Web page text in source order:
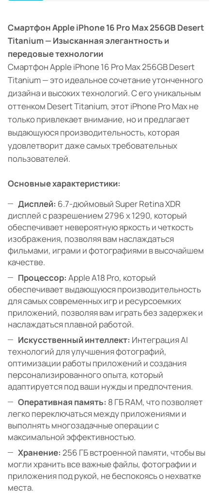
Смартфон Apple iPhone 16 Pro Max 256GB Desert
Titanium — Изысканная элегантность и
передовые технологии
Смартфон Apple iPhone 16 Pro Max 256GB Desert
Titanium — это идеальное сочетание утонченного
дизайна и высоких технологий. С его уникальным
оттенком Desert Titanium, этот iPhone Pro Max не
только привлекает внимание, но и предлагает
выдающуюся производительность, которая
удовлетворит даже самых требовательных
пользователей.
Основные характеристики:
Дисплей: 6.7-дюймовый Super Retina XDR
дисплей с разрешением 2796 x 1290, который
обеспечивает невероятную яркость и четкость
изображения, позволяя вам наслаждаться
фильмами, играми и фотографиями в высочайшем
качестве.
Процессор: Apple A18 Pro, который
обеспечивает выдающуюся производительность
для самых современных игр и ресурсоемких
приложений, позволяя вам играть без задержек и
наслаждаться плавной работой.
Искусственный интеллект: Интеграция AI
технологий для улучшения фотографий,
оптимизации работы приложений и создания
персонализированного опыта, который
адаптируется под ваши нужды и предпочтения.
Оперативная память: 8 ГБ RAM, что позволяет
легко переключаться между приложениями и
выполнять многозадачные операции с
максимальной эффективностью.
Хранение: 256 ГБ встроенной памяти, чтобы вы
могли хранить все важные файлы, фотографии и
приложения под рукой, не беспокоясь о нехватке
места.